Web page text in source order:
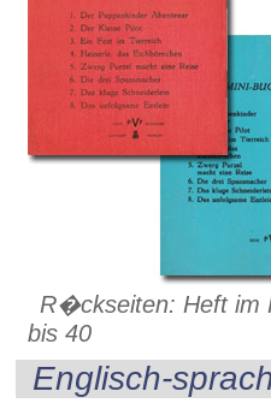
R�ckseiten: Heft im
bis 40
Englisch-